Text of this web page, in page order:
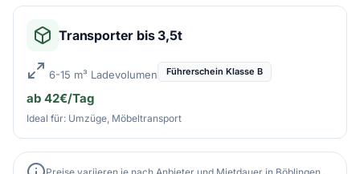
Transporter bis 3,5t
6-15 m³ Ladevolumen Führerschein Klasse B
ab 42€/Tag
Ideal für: Umzüge, Möbeltransport